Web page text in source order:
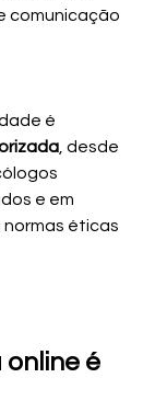
comunicação
é
, desde
e em
éticas
é